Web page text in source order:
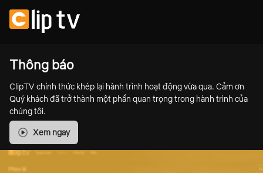
Thông báo
ClipTV chính thức khép lại hành trình hoạt động vừa qua. Cảm ơn
Quý khách đã trở thành một phần quan trọng trong hành trình của
chúng tôi.
Xem ngay